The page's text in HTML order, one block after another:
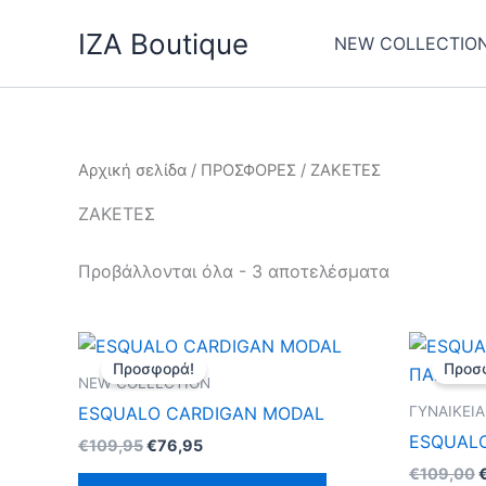
IZA Boutique NEW
Αρχική σελίδα / ΠΡΟΣΦΟΡΕΣ / ΖΑΚΕΤΕΣ
ΖΑΚΕΤΕΣ
Προβάλλονται όλα - 3 αποτελέσματα
latest
Προσφορά!
NEW COLLECTION
ESQUALO CARDIGAN MODAL
€109,95
Original
price
was:
€76,95
Η
τρέχουσα
τιμή
€76,95.
Αυτό
€109,00